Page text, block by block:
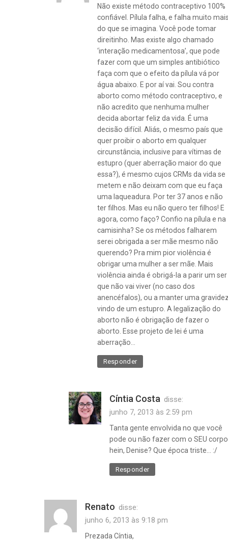
Não existe método contraceptivo 100%
confiável. Pílula falha, e falha muito
do que se imagina. Você pode tomar
direitinho. Mas existe algo chamado
‘interação medicamentosa’, que pode
fazer com que um simples antibiótico
faça com que o efeito da pílula vá por
água abaixo. E por aí vai. Sou contra
aborto como método contraceptivo, e
não acredito que nenhuma mulher
decida abortar feliz da vida. É uma
decisão difícil. Aliás, o mesmo país que
quer proibir o aborto em qualquer
circunstância, inclusive para vítimas de
estupro (quer aberração maior do que
essa?), é mesmo cujos CRMs da vida se
metem e não deixam com que eu faça
uma laqueadura. Por ter 37 anos e não
ter filhos. Mas eu não quero ter filhos! E
agora, como faço? Confio na pílula e na
camisinha? Se os métodos falharem
serei obrigada a ser mãe mesmo não
querendo? Pra mim pior violência é
obrigar uma mulher a ser mãe. Mais
violência ainda é obrigá-la a parir um ser
que não vai viver (no caso dos
anencéfalos), ou a manter uma
vindo de um estupro. A legalização do
aborto não é obrigação de fazer o
aborto. Esse projeto de lei é uma
aberração…
Responder
Cíntia Costa disse:
junho 7, 2013 às 2:59 pm
Tanta gente envolvida no que você
pode ou não fazer com o SEU
hein, Denise? Que época triste… :/
Responder
Renato disse:
junho 6, 2013 às 9:18 pm
Prezada Cíntia,